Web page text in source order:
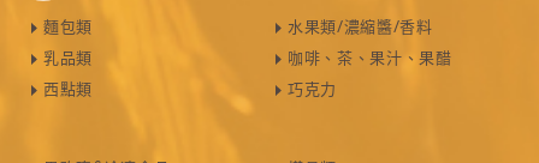
麵包類
乳品類
西點類
水果類/濃縮醬/香料
咖啡、茶、果汁、果醋
巧克力